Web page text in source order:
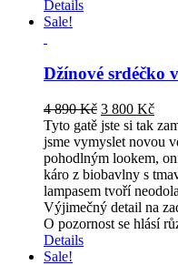
Details
Sale!
Džínové srdéčko
4 890Kč Original
price
was:
4
890 Kč.
3 800 Kč
is:
3
Tyto gatě jste si tak
jsme vymyslet novou
pohodlným lookem,
káro z biobavlny s
lampasem tvoří
Výjimečný detail na
O pozornost se hlásí
Details
Sale!